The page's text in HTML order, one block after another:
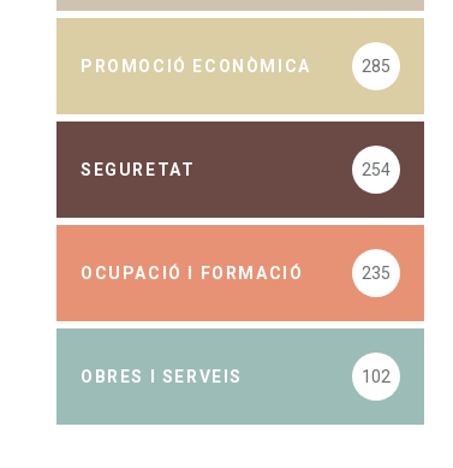
PROMOCIÓ ECONÒMICA 285
SEGURETAT 254
OCUPACIÓ I FORMACIÓ 235
OBRES I SERVEIS 102